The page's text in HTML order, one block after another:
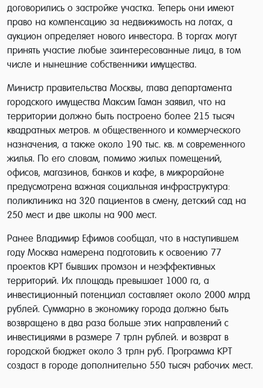
договорились о застройке участка. Теперь они имеют
право на компенсацию за недвижимость на лотах, а
аукцион определяет нового инвестора. В торгах могут
принять участие любые заинтересованные лица, в том
числе и нынешние собственники имущества.
Министр правительства Москвы, глава департамента
городского имущества Максим Гаман заявил, что на
территории должно быть построено более 215 тысяч
квадратных метров. м общественного и коммерческого
назначения, а также около 190 тыс. кв. м современного
жилья. По его словам, помимо жилых помещений,
офисов, магазинов, банков и кафе, в микрорайоне
предусмотрена важная социальная инфраструктура:
поликлиника на 320 пациентов в смену, детский сад на
250 мест и две школы на 900 мест.
Ранее Владимир Ефимов сообщал, что в наступившем
году Москва намерена подготовить к освоению 77
проектов КРТ бывших промзон и неэффективных
территорий. Их площадь превышает 1000 га, а
инвестиционный потенциал составляет около 2000 млрд
рублей. Суммарно в экономику города должно быть
возвращено в два раза больше этих направлений с
инвестициями в размере 7 трлн рублей. и возврат в
городской бюджет около 3 трлн руб. Программа КРТ
создаст в городе дополнительно 550 тысяч рабочих мест.